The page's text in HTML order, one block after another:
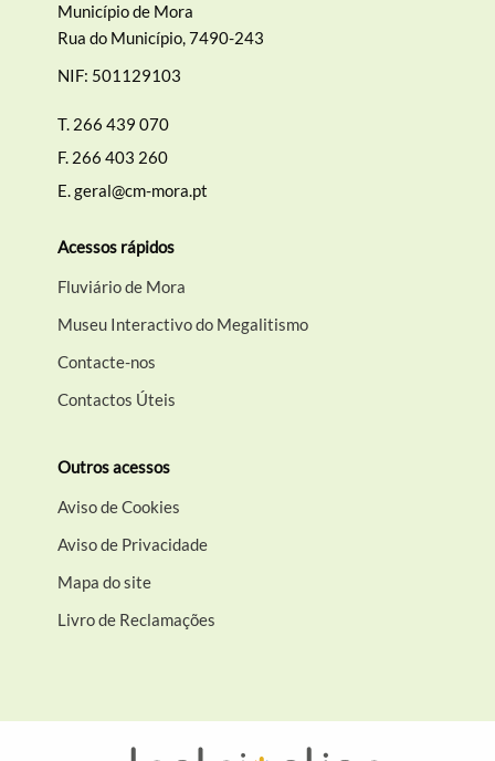
Município de Mora
Rua do Município, 7490-243
NIF: 501129103
T. 266 439 070
F. 266 403 260
E.geral@cm-mora.pt
Acessos rápidos
Fluviário de Mora
Museu Interactivo do Megalitismo
Contacte-nos
Contactos Úteis
Outros acessos
Aviso de Cookies
Aviso de Privacidade
Mapa do site
Livro de Reclamações